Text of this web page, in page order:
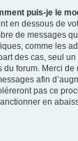
puis-je le
en dessous de
de messages
comme les
des cas, seul
du forum. Merci
afin
pas ce
en